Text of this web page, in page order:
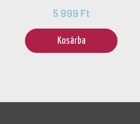
5 999 Ft
Kosárba